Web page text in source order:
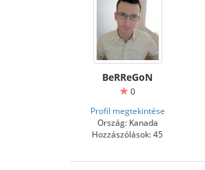
BeRReGoN
0
Profil megtekintése
Ország: Kanada
Hozzászólások: 45